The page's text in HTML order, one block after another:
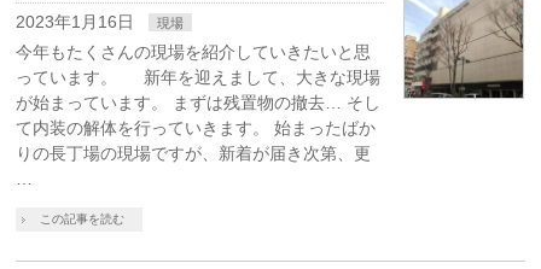
2023年1月16日 現場
今年もたくさんの現場を紹介していきたいと思
っています。 新年を迎えまして、大きな現場
が始まっています。 まずは残置物の撤去… そし
て内装の解体を行っていきます。 始まったばか
りの長丁場の現場ですが、新着が届き次第、更
この記事を読む